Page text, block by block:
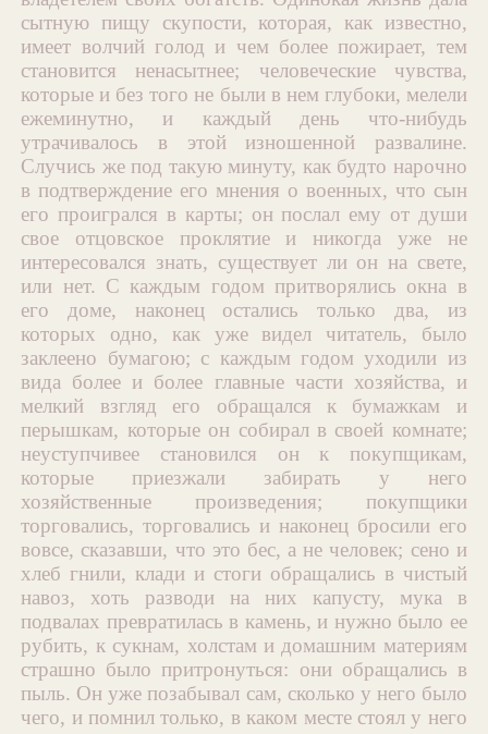
сытную пищу скупости, которая, как известно,
имеет волчий голод и чем более пожирает, тем
становится ненасытнее; человеческие чувства,
которые и без того не были в нем глубоки, мелели
ежеминутно, и каждый день что-нибудь
утрачивалось в этой изношенной развалине.
Случись же под такую минуту, как будто нарочно
в подтверждение его мнения о военных, что сын
его проигрался в карты; он послал ему от души
свое отцовское проклятие и никогда уже не
интересовался знать, существует ли он на свете,
или нет. С каждым годом притворялись окна в
его доме, наконец остались только два, из
которых одно, как уже видел читатель, было
заклеено бумагою; с каждым годом уходили из
вида более и более главные части хозяйства, и
мелкий взгляд его обращался к бумажкам и
перышкам, которые он собирал в своей комнате;
неуступчивее становился он к покупщикам,
которые приезжали забирать у него
хозяйственные произведения; покупщики
торговались, торговались и наконец бросили его
вовсе, сказавши, что это бес, а не человек; сено и
хлеб гнили, клади и стоги обращались в чистый
навоз, хоть разводи на них капусту, мука в
подвалах превратилась в камень, и нужно было ее
рубить, к сукнам, холстам и домашним материям
страшно было притронуться: они обращались в
пыль. Он уже позабывал сам, сколько у него было
чего, и помнил только, в каком месте стоял у него